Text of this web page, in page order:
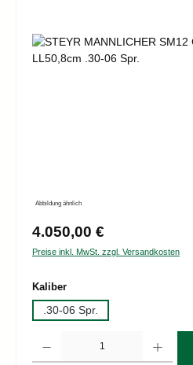
Bildergalerie überspringen
Abbildung ähnlich
Regulärer Preis:
4.050,00 €
Preise inkl. MwSt. zzgl. Versandkosten
Kaliberauswählen
.30-06 Spr.